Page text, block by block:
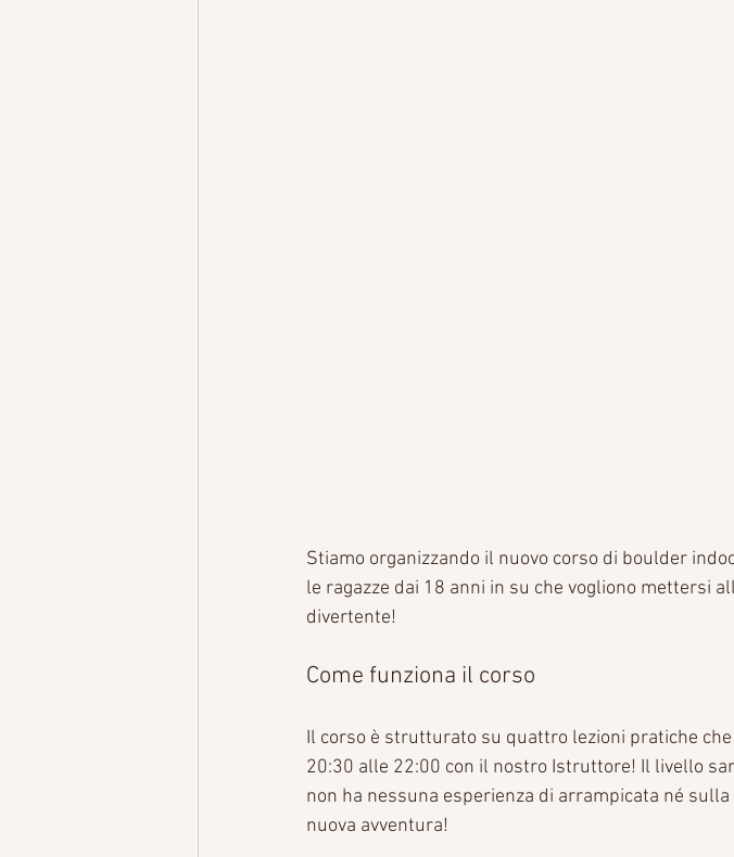
Stiamo organizzando il nuovo corso di boulder
le ragazze dai 18 anni in su che vogliono mettersi
divertente!
Come funziona il corso
Il corso è strutturato su quattro lezioni pratiche
20:30 alle 22:00 con il nostro Istruttore! Il livello
non ha nessuna esperienza di arrampicata né
nuova avventura!